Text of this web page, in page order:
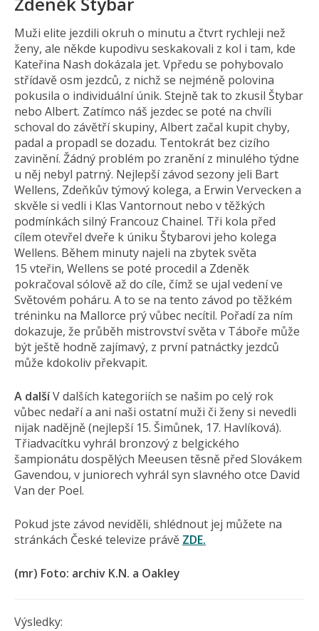
Muži elite jezdili okruh o minutu a čtvrt rychleji než
ženy, ale někde kupodivu seskakovali z kol i tam, kde
Kateřina Nash dokázala jet. Vpředu se pohybovalo
střídavě osm jezdců, z nichž se nejméně polovina
pokusila o individuální únik. Stejně tak to zkusil Štybar
nebo Albert. Zatímco náš jezdec se poté na chvíli
schoval do závětří skupiny, Albert začal kupit chyby,
padal a propadl se dozadu. Tentokrát bez cizího
zavinění. Žádný problém po zranění z minulého týdne
u něj nebyl patrný. Nejlepší závod sezony jeli Bart
Wellens, Zdeňkův týmový kolega, a Erwin Vervecken a
skvěle si vedli i Klas Vantornout nebo v těžkých
podmínkách silný Francouz Chainel. Tři kola před
cílem otevřel dveře k úniku Štybarovi jeho kolega
Wellens. Během minuty najeli na zbytek světa
15 vteřin, Wellens se poté procedil a Zdeněk
pokračoval sólově až do cíle, čímž se ujal vedení ve
Světovém poháru. A to se na tento závod po těžkém
tréninku na Mallorce prý vůbec necítil. Pořadí za ním
dokazuje, že průběh mistrovství světa v Táboře může
být ještě hodně zajímavý, z první patnáctky jezdců
může kdokoliv překvapit.
A dalšíV dalších kategoriích se našim po celý rok
vůbec nedaří a ani naši ostatní muži či ženy si nevedli
nijak nadějně (nejlepší 15. Šimůnek, 17. Havlíková).
Třiadvacítku vyhrál bronzový z belgického
šampionátu dospělých Meeusen těsně před Slovákem
Gavendou, v juniorech vyhrál syn slavného otce David
Van der Poel.
Pokud jste závod neviděli, shlédnout jej můžete na
stránkách České televize právě ZDE.
(mr) Foto: archiv K.N. a Oakley
Výsledky: